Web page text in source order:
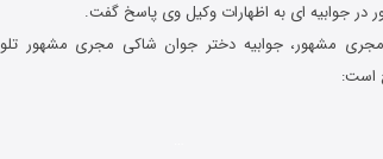
در جوابیه ای به اظهارات وکیل وی پاسخ گفت.
مشهور، جوابیه دختر جوان شاکی مجری مشهور
است: